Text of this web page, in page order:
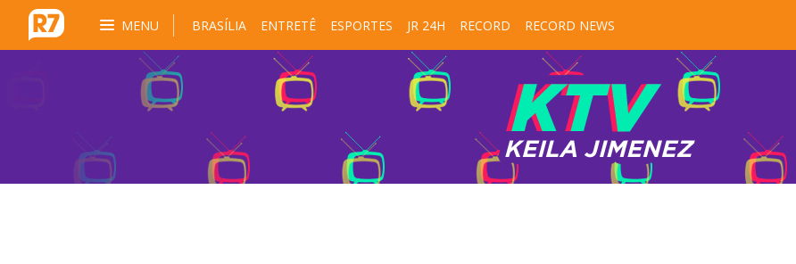
MENU BRASÍLIA ENTRETÊ ESPORTES JR 24H RECORD RECORD NEWS